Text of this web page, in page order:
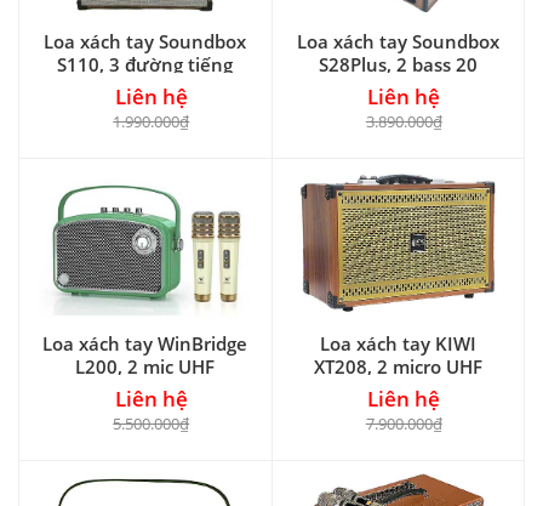
Loa xách tay Soundbox
S110, 3 đường tiếng
Liên hệ
1.990.000₫
Loa xách tay Soundbox
S28Plus, 2 bass 20
Liên hệ
3.890.000₫
Loa xách tay WinBridge
L200, 2 mic UHF
Liên hệ
5.500.000₫
Loa xách tay KIWI
XT208, 2 micro UHF
Liên hệ
7.900.000₫